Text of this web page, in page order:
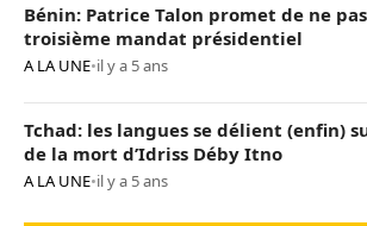
Bénin: Patrice Talon promet de ne
troisième mandat présidentiel
A LA UNE•il y a 5 ans
Tchad: les langues se délient (enfin)
de la mort d’Idriss Déby Itno
A LA UNE•il y a 5 ans